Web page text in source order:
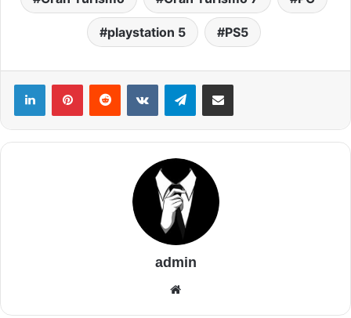
playstation 5 PS5
admin